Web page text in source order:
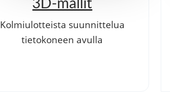
3D-mallit
Kolmiulotteista suunnittelua
tietokoneen avulla